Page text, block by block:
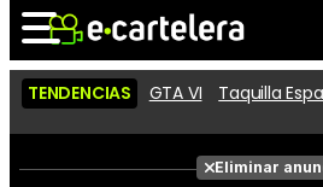
Noticias
TENDENCIAS GTA VI Taquilla
Eliminar